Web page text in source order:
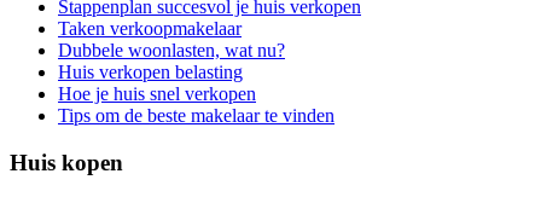
Stappenplan succesvol je huis verkopen
Taken verkoopmakelaar
Dubbele woonlasten, wat nu?
Huis verkopen belasting
Hoe je huis snel verkopen
Tips om de beste makelaar te vinden
Huis kopen